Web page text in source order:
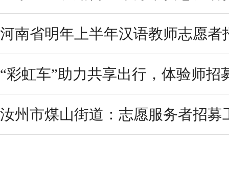
河南省明年上半年汉语教师志愿者
“彩虹车”助力共享出行，体验师招
汝州市煤山街道：志愿服务者招募